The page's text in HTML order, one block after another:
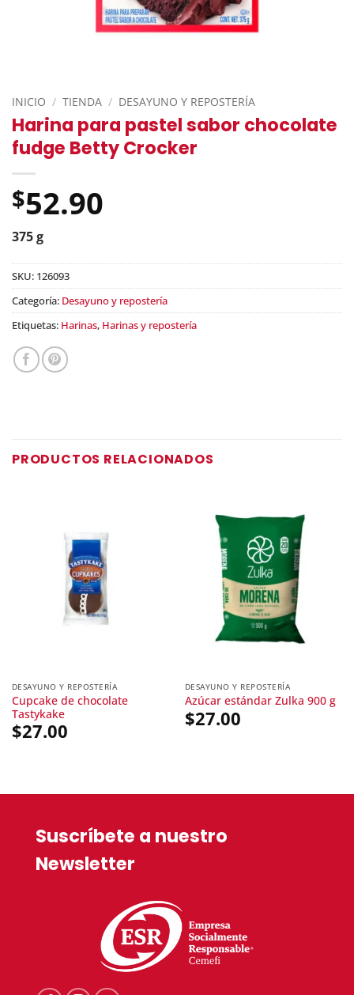
INICIO / TIENDA / DESAYUNO Y REPOSTERÍA
Harina para pastel sabor chocolate
fudge Betty Crocker
$52.90
375 g
SKU: 126093
Categoría: Desayuno y repostería
Etiquetas: Harinas, Harinas y repostería
PRODUCTOS RELACIONADOS
DESAYUNO Y REPOSTERÍA
Cupcake de chocolate
Tastykake
$27.00
DESAYUNO Y REPOSTERÍA
Azúcar estándar Zulka 900 g
$27.00
Suscríbete a nuestro
Newsletter